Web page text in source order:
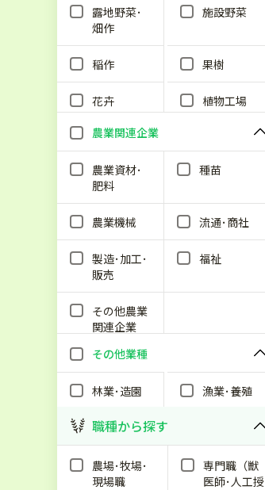
露地野菜･
畑作
施設野菜
稲作 果樹
花卉
植物工場
農業関連企業
農業資材･
肥料
種苗
農業機械 流通･商社
製造･加工･
販売
福祉
その他農業
関連企業
その他業種
林業･造園 漁業･養殖
職種から探す
農場･牧場･
現場職
専門職（獣
医師･人工授